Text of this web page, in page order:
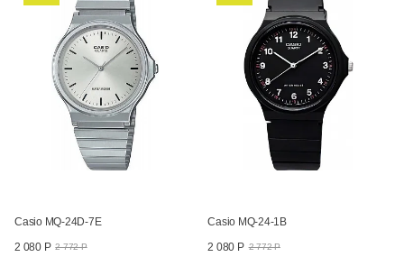
Casio MQ-24D-7E
2 080 Р 2 772 Р
Casio MQ-24-1B
2 080 Р 2 772 Р